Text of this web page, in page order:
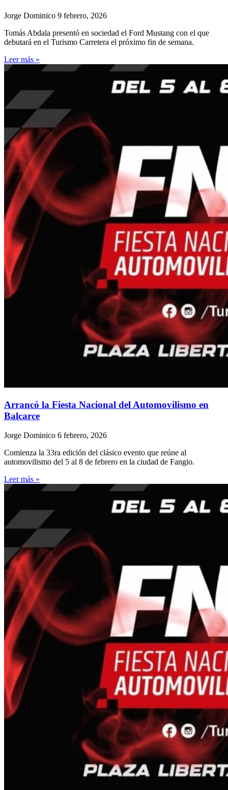
Jorge Dominico 9 febrero, 2026
Tomás Abdala presentó en sociedad el Ford Mustang con el que
debutará en el Turismo Carretera el próximo fin de semana.
Leer más »
Arrancó la Fiesta Nacional del Automovilismo en
Balcarce
Jorge Dominico 6 febrero, 2026
Comienza la 33ra edición del clásico evento que reúne al
automovilismo del 5 al 8 de febrero en la ciudad de Fangio.
Leer más »